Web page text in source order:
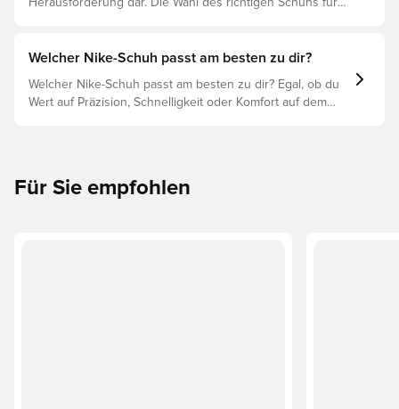
Herausforderung dar. Die Wahl des richtigen Schuhs für
Langlebigkeit des Schuhs. Lies weiter, um
verschiedenen Untergründe sind.
Welcher Nike-Schuh passt am besten zu dir?
Welcher Nike-Schuh passt am besten zu dir? Egal, ob du
Wert auf Präzision, Schnelligkeit oder Komfort auf dem
Für Sie empfohlen